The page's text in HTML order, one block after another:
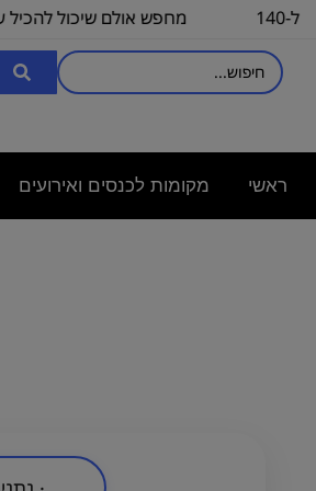
ל-140
מחפש אולם שיכול להכיל עד
3000
ראשי מקומות לכנסים ואירועים